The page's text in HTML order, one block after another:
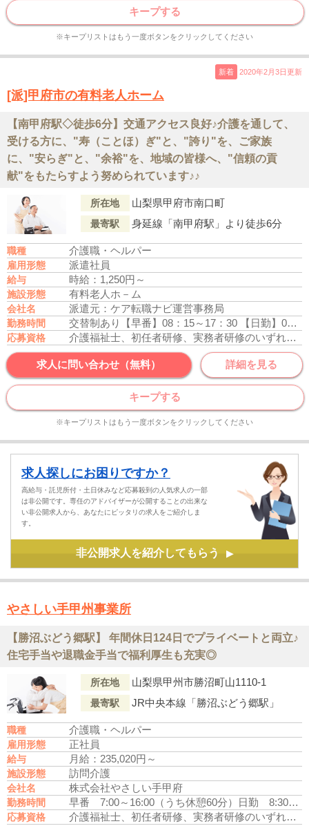
キープする
※キープリストはもう一度ボタンをクリックしてください
新着 2020年2月3日更新
[派]甲府市の有料老人ホーム
【南甲府駅◇徒歩6分】交通アクセス良好♪介護を通して、
受ける方に、"寿（ことほ）ぎ"と、"誇り"を、ご家族
に、"安らぎ"と、"余裕"を、地域の皆様へ、"信頼の貢
献"をもたらすよう努められています♪♪
所在地 山梨県甲府市南口町
最寄駅 身延線「南甲府駅」より徒歩6分
職種 介護職・ヘルパー
雇用形態 派遣社員
給与 時給：1,250円～
施設形態 有料老人ホ－ム
会社名 派遣元：ケア転職ナビ運営事務局
勤務時間 交替制あり 【早番】08：15～17：30 【日勤】09：00～18：15
応募資格 介護福祉士、初任者研修、実務者研修のいずれかの資格をお持ちの方
求人に問い合わせ（無料） 詳細を見る
キープする
※キープリストはもう一度ボタンをクリックしてください
求人探しにお困りですか？
高給与・託児所付・土日休みなど応募殺到の人気求人の一部
は非公開です。専任のアドバイザーが公開することの出来な
い非公開求人から、あなたにピッタリの求人をご紹介しま
す。
非公開求人を紹介してもらう ▶
やさしい手甲州事業所
【勝沼ぶどう郷駅】 年間休日124日でプライベートと両立♪
住宅手当や退職金手当で福利厚生も充実◎
所在地 山梨県甲州市勝沼町山1110-1
最寄駅 JR中央本線「勝沼ぶどう郷駅」
職種 介護職・ヘルパー
雇用形態 正社員
給与 月給：235,020円～
施設形態 訪問介護
会社名 株式会社やさしい手甲府
勤務時間 早番 7:00～16:00（うち休憩60分） 日勤 8:30～17:30（うち休憩60分）
応募資格 介護福祉士、初任者研修、実務者研修のいずれかの資格をお持ちの方